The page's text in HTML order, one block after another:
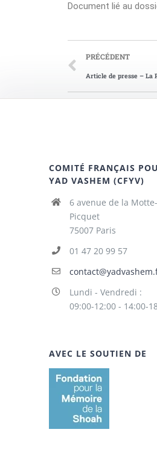
Document lié au
PRÉCÉDENT
Article de presse – La
COMITÉ FRANÇAIS
YAD VASHEM (CFYV)
6 avenue de la Motte-
Picquet
75007 Paris
01 47 20 99 57
Lundi - Vendredi :
09:00-12:00 - 14:00-
AVEC LE SOUTIEN DE